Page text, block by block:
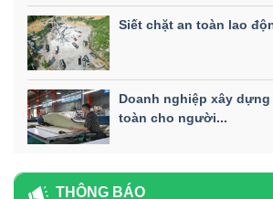
Siết chặt an toàn lao
Doanh nghiệp xây
toàn cho người...
THÔNG BÁO